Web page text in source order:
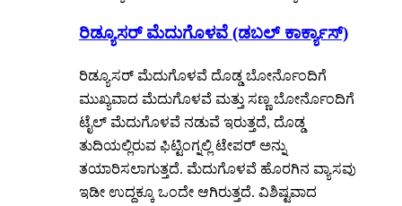
ರಿಡ್ಯೂಸರ್ ಮೆದುಗೊಳವೆ (ಡಬಲ್ ಕಾರ್ಕ್ಯಾಸ್)
ರಿಡ್ಯೂಸರ್ ಮೆದುಗೊಳವೆ ದೊಡ್ಡ ಬೋರ್ನೊಂದಿಗೆ
ಮುಖ್ಯವಾದ ಮೆದುಗೊಳವೆ ಮತ್ತು ಸಣ್ಣ ಬೋರ್ನೊಂದಿಗೆ
ಟೈಲ್ ಮೆದುಗೊಳವೆ ನಡುವೆ ಇರುತ್ತದೆ, ದೊಡ್ಡ
ತುದಿಯಲ್ಲಿರುವ ಫಿಟ್ಟಿಂಗ್ನಲ್ಲಿ ಟೇಪರ್ ಅನ್ನು
ತಯಾರಿಸಲಾಗುತ್ತದೆ. ಮೆದುಗೊಳವೆ ಹೊರಗಿನ ವ್ಯಾಸವು
ಇಡೀ ಉದ್ದಕ್ಕೂ ಒಂದೇ ಆಗಿರುತ್ತದೆ. ವಿಶಿಷ್ಟವಾದ